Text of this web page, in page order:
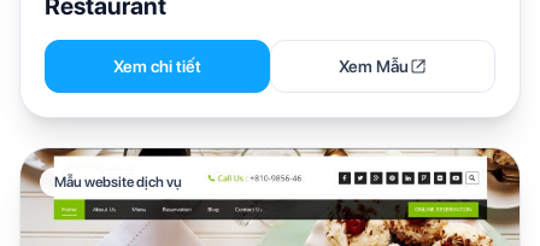
Xem chi tiết Xem Mẫu
Mẫu website dịch vụ